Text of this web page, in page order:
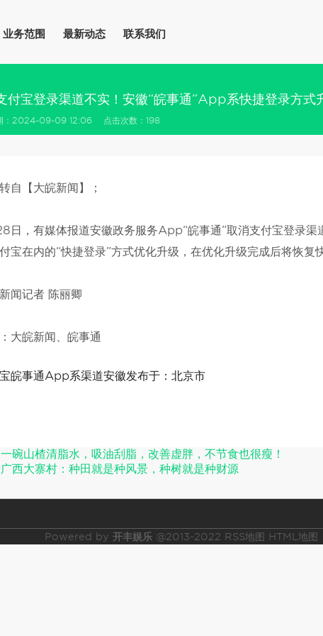
业务范围 最新动态 联系我们
付宝登录渠道不实！安徽“皖事通”App系快捷登录方式
：2024-09-09 12:06 点击次数：198
自【大皖新闻】；
日，有媒体报道安徽政务服务App“皖事通”取消支付宝登录
宝在内的“快捷登录”方式优化升级，在优化升级完成后将恢复
闻记者 陈丽卿
大皖新闻、皖事通
皖事通App系渠道安徽发布于：北京市
一碗山楂清脂水，吸油刮脂，改善虚胖，不节食也很瘦！
广西大寨村：种田就是种风景，种树就是种财源
Powered by 开丰娱乐 @2013-2022 RSS地图 HTML地图